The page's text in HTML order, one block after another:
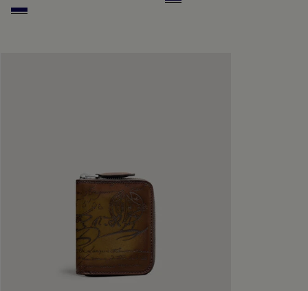
Indigo Denim
Indigo Denim